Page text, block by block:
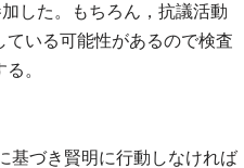
した。もちろん，抗議活動
いる可能性があるので検査
。
基づき賢明に行動しなければ